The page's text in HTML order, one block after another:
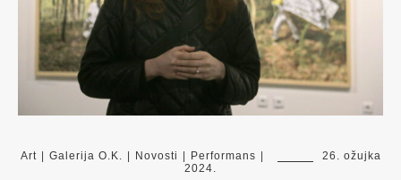
Art Galerija O.K. Novosti Performans
26. ožujka
2024.